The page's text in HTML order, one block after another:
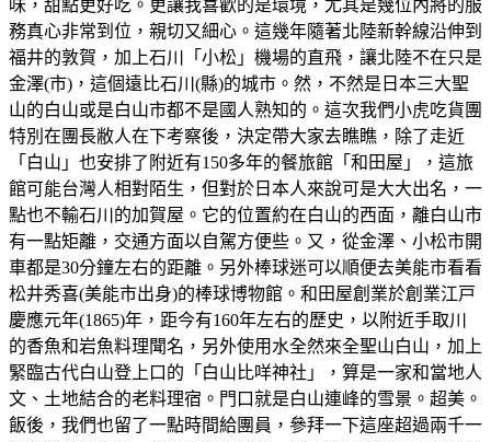
味，甜點更好吃。更讓我喜歡的是環境，尤其是幾位內將的服
務真心非常到位，親切又細心。這幾年隨著北陸新幹線沿伸到
福井的敦賀，加上石川「小松」機場的直飛，讓北陸不在只是
金澤(市)，這個遠比石川(縣)的城市。然，不然是日本三大聖
山的白山或是白山市都不是國人熟知的。這次我們小虎吃貨團
特別在團長敝人在下考察後，決定帶大家去瞧瞧，除了走近
「白山」也安排了附近有150多年的餐旅館「和田屋」，這旅
館可能台灣人相對陌生，但對於日本人來說可是大大出名，一
點也不輸石川的加賀屋。它的位置約在白山的西面，離白山市
有一點矩離，交通方面以自駕方便些。又，從金澤、小松市開
車都是30分鐘左右的距離。另外棒球迷可以順便去美能市看看
松井秀喜(美能市出身)的棒球博物館。和田屋創業於創業江戸
慶應元年(1865)年，距今有160年左右的歷史，以附近手取川
的香魚和岩魚料理聞名，另外使用水全然來全聖山白山，加上
緊臨古代白山登上口的「白山比咩神社」，算是一家和當地人
文、土地結合的老料理宿。門口就是白山連峰的雪景。超美。
飯後，我們也留了一點時間給團員，參拜一下這座超過兩千一